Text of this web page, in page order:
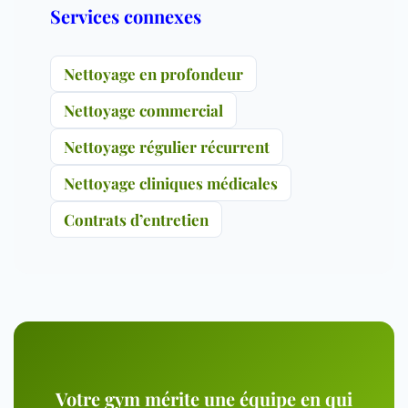
Services connexes
Nettoyage en profondeur
Nettoyage commercial
Nettoyage régulier récurrent
Nettoyage cliniques médicales
Contrats d’entretien
Votre gym mérite une équipe en qui